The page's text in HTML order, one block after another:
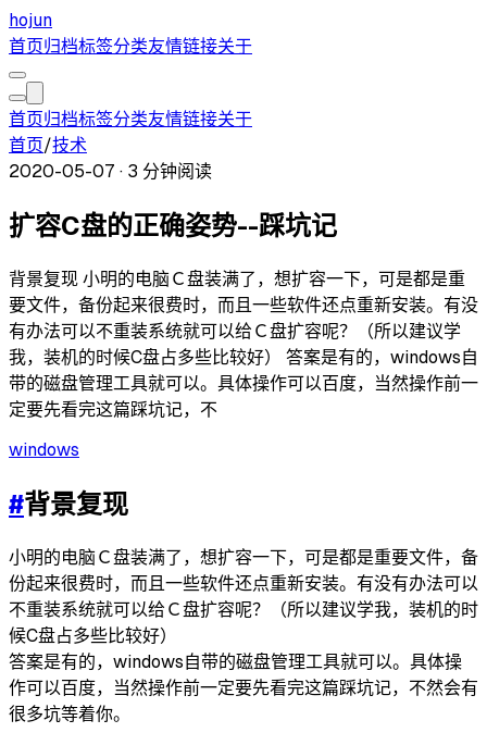
hojun
首页归档标签分类友情链接关于
首页归档标签分类友情链接关于
首页/技术
2020-05-07 · 3 分钟阅读
扩容C盘的正确姿势--踩坑记
背景复现 小明的电脑Ｃ盘装满了，想扩容一下，可是都是重
要文件，备份起来很费时，而且一些软件还点重新安装。有没
有办法可以不重装系统就可以给Ｃ盘扩容呢？（所以建议学
我，装机的时候C盘占多些比较好） 答案是有的，windows自
带的磁盘管理工具就可以。具体操作可以百度，当然操作前一
定要先看完这篇踩坑记，不
windows
#背景复现
小明的电脑Ｃ盘装满了，想扩容一下，可是都是重要文件，备
份起来很费时，而且一些软件还点重新安装。有没有办法可以
不重装系统就可以给Ｃ盘扩容呢？（所以建议学我，装机的时
候C盘占多些比较好）
答案是有的，windows自带的磁盘管理工具就可以。具体操
作可以百度，当然操作前一定要先看完这篇踩坑记，不然会有
很多坑等着你。